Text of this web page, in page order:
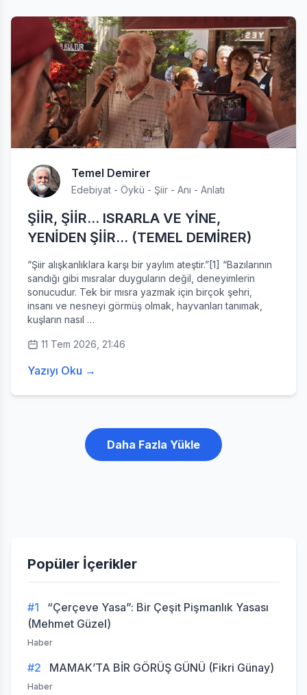
Temel Demirer
Edebiyat - Öykü - Şiir - Anı - Anlatı
ŞİİR, ŞİİR… ISRARLA VE YİNE,
YENİDEN ŞİİR… (TEMEL DEMİRER)
“Şiir alışkanlıklara karşı bir yaylım ateştir.”[1] “Bazılarının
sandığı gibi mısralar duyguların değil, deneyimlerin
sonucudur. Tek bir mısra yazmak için birçok şehri,
insanı ve nesneyi görmüş olmak, hayvanları tanımak,
kuşların nasıl …
11 Tem 2026, 21:46
Yazıyı Oku →
Daha Fazla Yükle
Popüler İçerikler
#1
“Çerçeve Yasa”: Bir Çeşit Pişmanlık Yasası
(Mehmet Güzel)
Haber
#2 MAMAK’TA BİR GÖRÜŞ GÜNÜ (Fikri Günay)
Haber